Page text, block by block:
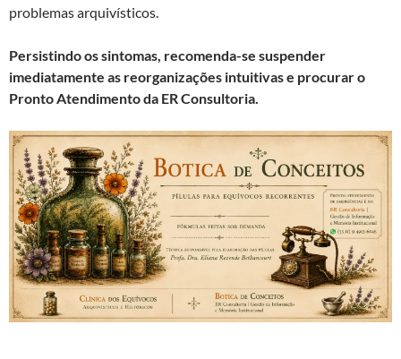
problemas arquivísticos.
Persistindo os sintomas, recomenda-se suspender
imediatamente as reorganizações intuitivas e procurar o
Pronto Atendimento da ER Consultoria.